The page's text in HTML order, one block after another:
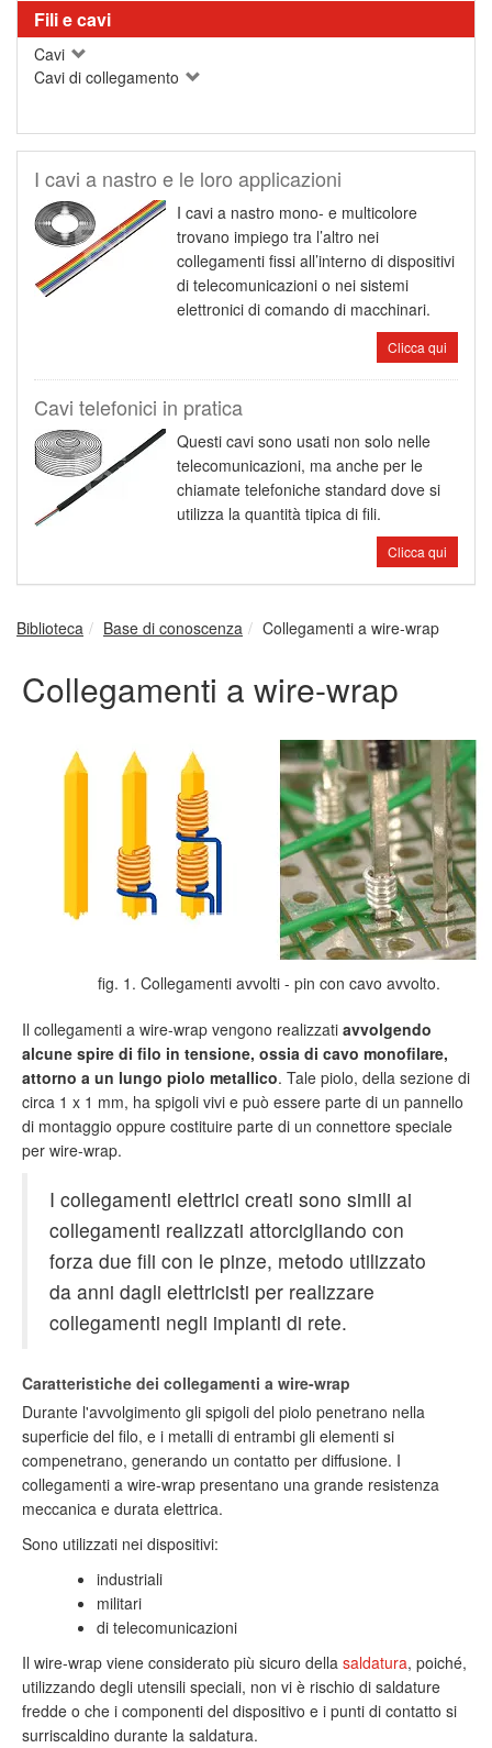
Fili e cavi
Cavi
Cavi di collegamento
I cavi a nastro e le loro applicazioni
I cavi a nastro mono- e multicolore
trovano impiego tra l’altro nei
collegamenti fissi all’interno di dispositivi
di telecomunicazioni o nei sistemi
elettronici di comando di macchinari.
Clicca qui
Cavi telefonici in pratica
Questi cavi sono usati non solo nelle
telecomunicazioni, ma anche per le
chiamate telefoniche standard dove si
utilizza la quantità tipica di fili.
Clicca qui
Biblioteca Base di conoscenza Collegamenti a wire-wrap
Collegamenti a wire-wrap
fig. 1. Collegamenti avvolti - pin con cavo avvolto.
Il collegamenti a wire-wrap vengono realizzati avvolgendo
alcune spire di filo in tensione, ossia di cavo monofilare,
attorno a un lungo piolo metallico. Tale piolo, della sezione di
circa 1 x 1 mm, ha spigoli vivi e può essere parte di un pannello
di montaggio oppure costituire parte di un connettore speciale
per wire-wrap.
I collegamenti elettrici creati sono simili ai
collegamenti realizzati attorcigliando con
forza due fili con le pinze, metodo utilizzato
da anni dagli elettricisti per realizzare
collegamenti negli impianti di rete.
Caratteristiche dei collegamenti a wire-wrap
Durante l'avvolgimento gli spigoli del piolo penetrano nella
superficie del filo, e i metalli di entrambi gli elementi si
compenetrano, generando un contatto per diffusione. I
collegamenti a wire-wrap presentano una grande resistenza
meccanica e durata elettrica.
Sono utilizzati nei dispositivi:
industriali
militari
di telecomunicazioni
Il wire-wrap viene considerato più sicuro della saldatura, poiché,
utilizzando degli utensili speciali, non vi è rischio di saldature
fredde o che i componenti del dispositivo e i punti di contatto si
surriscaldino durante la saldatura.